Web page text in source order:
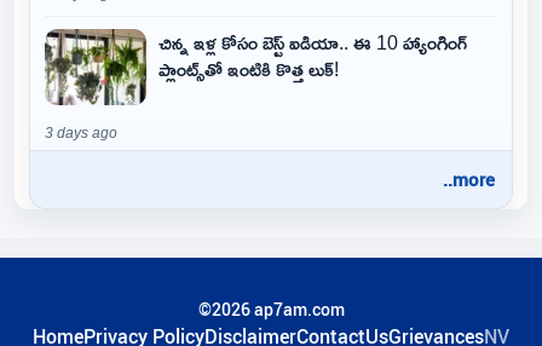
చిన్న ఇళ్ల కోసం బెస్ట్ ఐడియా.. ఈ 10 హ్యాంగింగ్
ప్లాంట్స్‌తో ఇంటికి కొత్త లుక్!
3 days ago
..more
©2026 ap7am.com
HomePrivacy PolicyDisclaimerContactUsGrievancesNV